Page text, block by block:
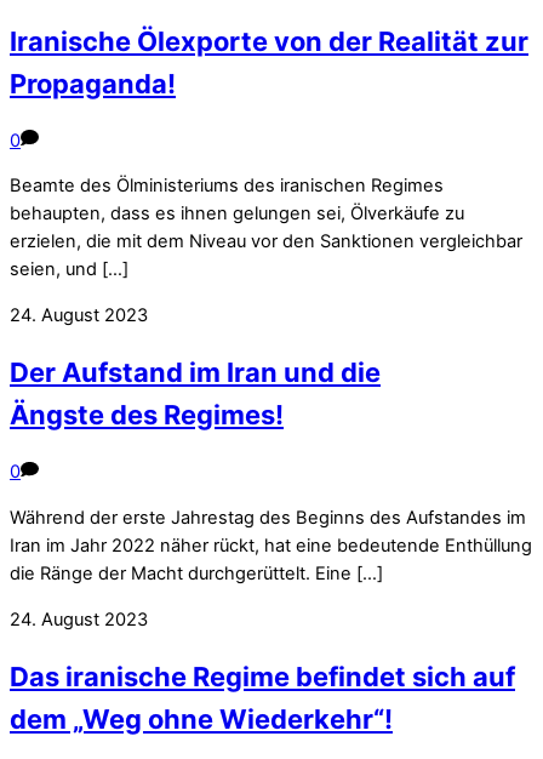
Iranische Ölexporte von der Realität zur
Propaganda!
0
Beamte des Ölministeriums des iranischen Regimes
behaupten, dass es ihnen gelungen sei, Ölverkäufe zu
erzielen, die mit dem Niveau vor den Sanktionen vergleichbar
seien, und […]
24. August 2023
Der Aufstand im Iran und die
Ängste des Regimes!
0
Während der erste Jahrestag des Beginns des Aufstandes im
Iran im Jahr 2022 näher rückt, hat eine bedeutende Enthüllung
die Ränge der Macht durchgerüttelt. Eine […]
24. August 2023
Das iranische Regime befindet sich auf
dem „Weg ohne Wiederkehr“!